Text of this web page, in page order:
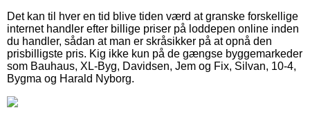
Det kan til hver en tid blive tiden værd at granske forskellige
internet handler efter billige priser på loddepen online inden
du handler, sådan at man er skråsikker på at opnå den
prisbilligste pris. Kig ikke kun på de gængse byggemarkeder
som Bauhaus, XL-Byg, Davidsen, Jem og Fix, Silvan, 10-4,
Bygma og Harald Nyborg.